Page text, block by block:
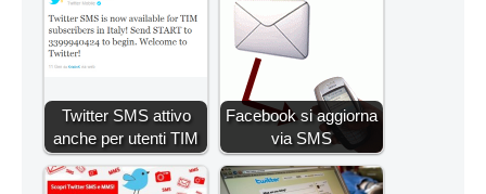
Twitter SMS attivo
anche per utenti TIM
Facebook si aggiorna
via SMS